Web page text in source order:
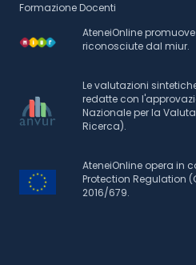
Formazione Docenti
AteneiOnline
riconosciute dal miur.
Le valutazioni
redatte con
Nazionale per la
Ricerca).
AteneiOnline opera in
Protection Regulation
2016/679.